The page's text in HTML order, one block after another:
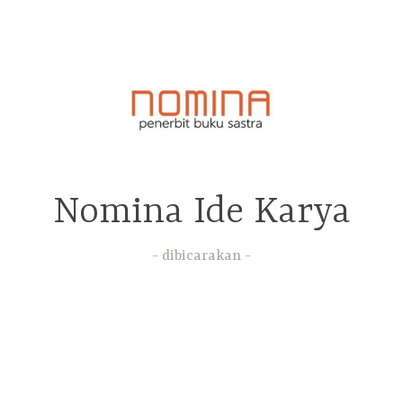
Nomina Ide Karya
dibicarakan